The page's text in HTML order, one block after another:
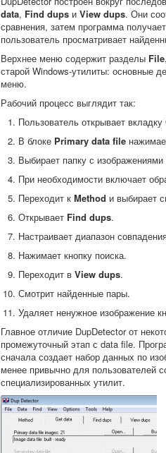
data, Find dups и View dups. Они
сравнения, затем программа
пользователь просматривает
Верхнее меню содержит разделы File,
старой Windows-утилиты: основные
меню.
Рабочий процесс выглядит так:
Пользователь открывает вкладку
В блоке Primary data file
Выбирает папку с изображениями
При необходимости включает
Переходит к Method и выбирает
Открывает Find dups.
Настраивает диапазон
Нажимает кнопку поиска.
Переходит в View dups.
Смотрит найденные пары.
Удаляет ненужное изображение
Главное отличие DupDetector от
промежуточный этап с data file.
сначала создает набор данных по
менее привычно для пользователей
специализированных утилит.